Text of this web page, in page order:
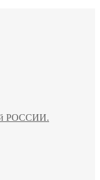
РОССИИ.